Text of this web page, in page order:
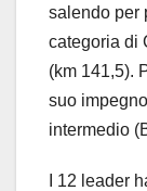
salendo per
categoria di
(km 141,5).
suo
intermedio
I 12 leader